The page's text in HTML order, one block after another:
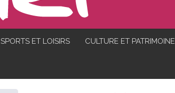
SPORTS ET LOISIRS CULTURE ET PATRIMOINE